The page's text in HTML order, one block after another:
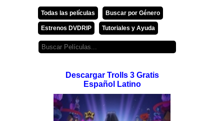
Todas las películas Buscar por Género
Estrenos DVDRIP Tutoriales y Ayuda
Descargar Trolls 3 Gratis
Español Latino